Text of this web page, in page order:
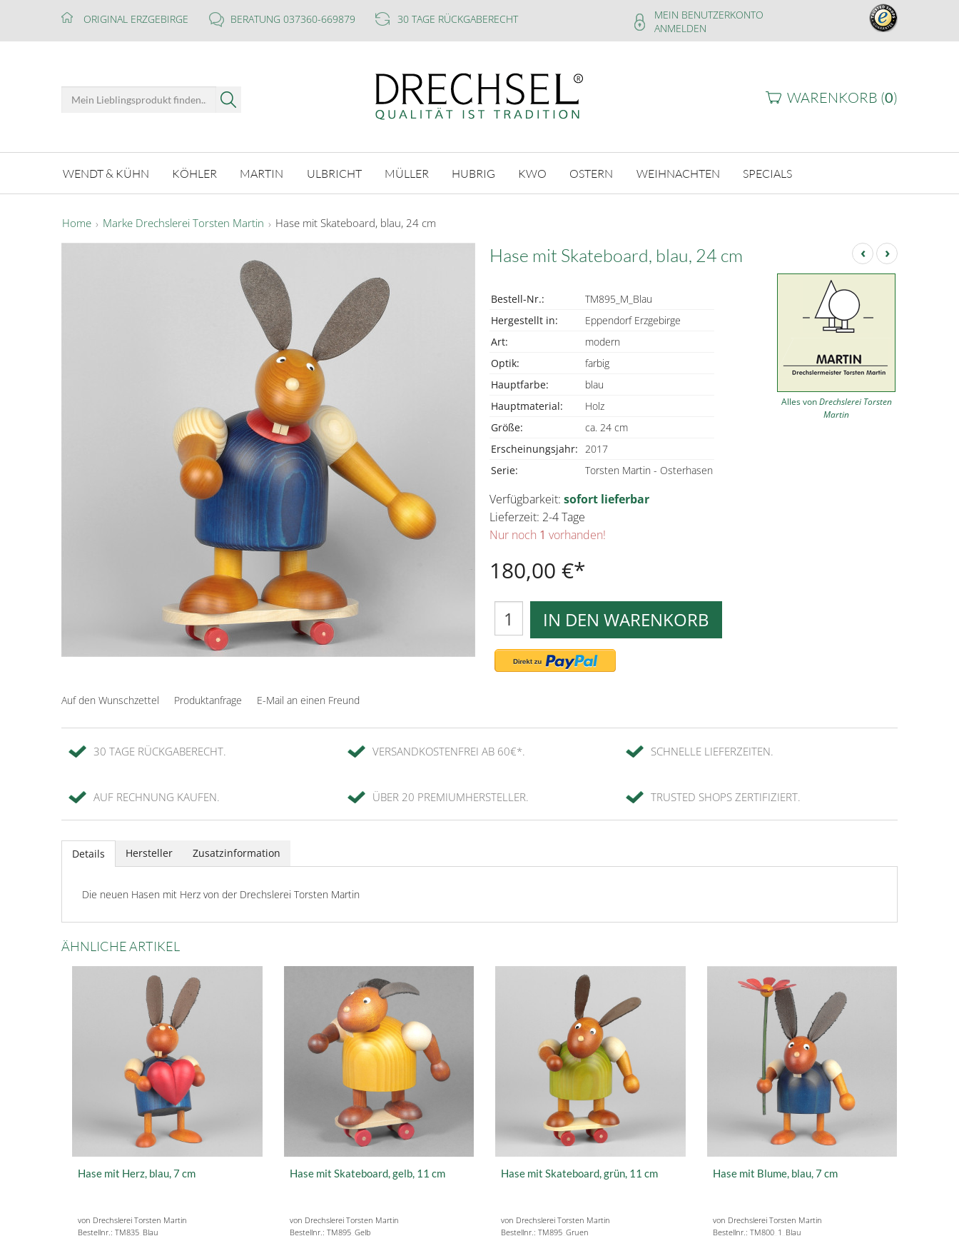
ORIGINAL ERZGEBIRGE BERATUNG 037360-669879 30 TAGE RÜCKGABERECHT
MEIN BENUTZERKONTO
ANMELDEN
WARENKORB (0)
WENDT & KÜHN KÖHLER MARTIN ULBRICHT MÜLLER HUBRIG KWO OSTERN WEIHNACHTEN SPECIALS
Home Marke Drechslerei Torsten Martin Hase mit Skateboard, blau, 24 cm
‹ ›
Hase mit Skateboard, blau, 24 cm
Bestell-Nr.:
TM895_M_Blau
Hergestellt in:
Eppendorf Erzgebirge
Art:
modern
Optik:
farbig
Hauptfarbe:
blau
Hauptmaterial:
Holz
Größe:
ca. 24 cm
Erscheinungsjahr: 2017
Serie:
Torsten Martin - Osterhasen
Alles vonDrechslerei Torsten
Martin
Verfügbarkeit: sofort lieferbar
Lieferzeit: 2-4 Tage
Nur noch 1 vorhanden!
180,00 €
IN DEN WARENKORB
Auf den Wunschzettel Produktanfrage E-Mail an einen Freund
30 TAGE RÜCKGABERECHT. VERSANDKOSTENFREI AB 60€*. SCHNELLE LIEFERZEITEN.
AUF RECHNUNG KAUFEN. ÜBER 20 PREMIUMHERSTELLER. TRUSTED SHOPS ZERTIFIZIERT.
Details Hersteller Zusatzinformation
Die neuen Hasen mit Herz von der Drechslerei Torsten Martin
ÄHNLICHE ARTIKEL
Hase mit Herz, blau, 7 cm
von Drechslerei Torsten Martin
Bestellnr.: TM835_Blau
Hase mit Skateboard, gelb, 11 cm
von Drechslerei Torsten Martin
Bestellnr.: TM895_Gelb
Hase mit Skateboard, grün, 11 cm
von Drechslerei Torsten Martin
Bestellnr.: TM895_Gruen
Hase mit Blume, blau, 7 cm
von Drechslerei Torsten Martin
Bestellnr.: TM800_1_Blau